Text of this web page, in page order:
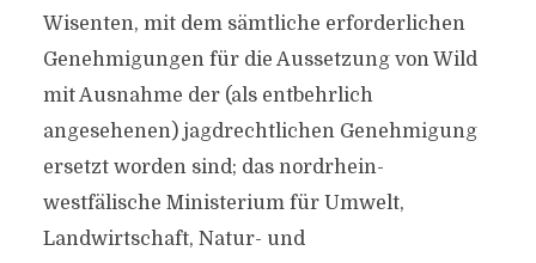
Wisenten, mit dem sämtliche erforderlichen
Genehmigungen für die Aussetzung von Wild
mit Ausnahme der (als entbehrlich
angesehenen) jagdrechtlichen Genehmigung
ersetzt worden sind; das nordrhein-
westfälische Ministerium für Umwelt,
Landwirtschaft, Natur- und